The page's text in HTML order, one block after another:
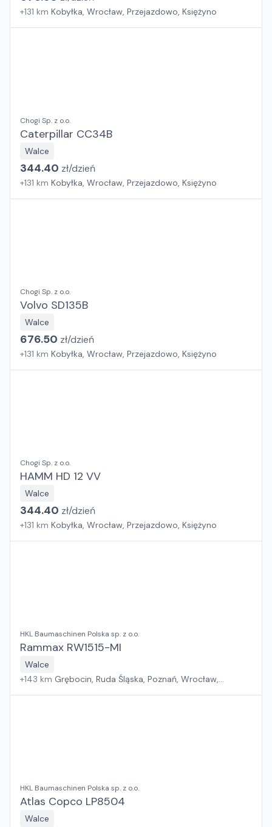
+131 km Kobyłka, Wrocław, Przejazdowo, Księżyno
Chogi Sp. z o.o.
Caterpillar CC34B
Walce
344.40 zł/dzień
+131 km Kobyłka, Wrocław, Przejazdowo, Księżyno
Chogi Sp. z o.o.
Volvo SD135B
Walce
676.50 zł/dzień
+131 km Kobyłka, Wrocław, Przejazdowo, Księżyno
Chogi Sp. z o.o.
HAMM HD 12 VV
Walce
344.40 zł/dzień
+131 km Kobyłka, Wrocław, Przejazdowo, Księżyno
HKL Baumaschinen Polska sp. z o.o.
Rammax RW1515-MI
Walce
+143 km Grębocin, Ruda Śląska, Poznań, Wrocław,
HKL Baumaschinen Polska sp. z o.o.
Atlas Copco LP8504
Walce